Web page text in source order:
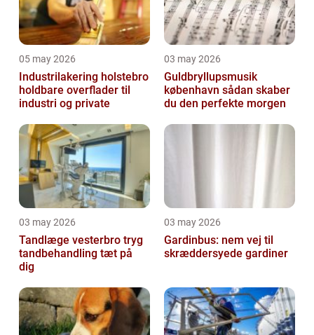
05 may 2026
Industrilakering holstebro
holdbare overflader til
industri og private
03 may 2026
Guldbryllupsmusik
københavn sådan skaber
du den perfekte morgen
03 may 2026
Tandlæge vesterbro tryg
tandbehandling tæt på
dig
03 may 2026
Gardinbus: nem vej til
skræddersyede gardiner